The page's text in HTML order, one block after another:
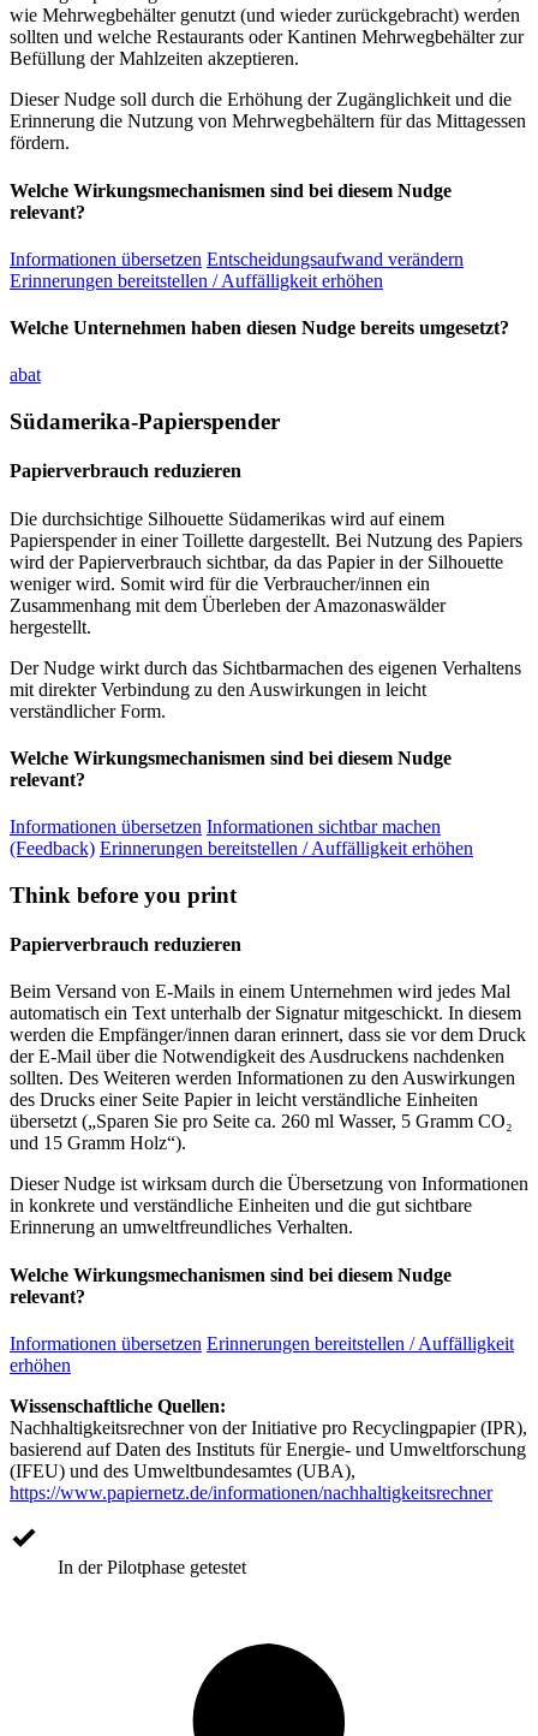
wie Mehrwegbehälter genutzt (und wieder zurückgebracht) werden
sollten und welche Restaurants oder Kantinen Mehrwegbehälter zur
Befüllung der Mahlzeiten akzeptieren.
Dieser Nudge soll durch die Erhöhung der Zugänglichkeit und die
Erinnerung die Nutzung von Mehrwegbehältern für das Mittagessen
fördern.
Welche Wirkungsmechanismen sind bei diesem Nudge
relevant?
Informationen übersetzen Entscheidungsaufwand verändern
Erinnerungen bereitstellen / Auffälligkeit erhöhen
Welche Unternehmen haben diesen Nudge bereits umgesetzt?
abat
Südamerika-Papierspender
Papierverbrauch reduzieren
Die durchsichtige Silhouette Südamerikas wird auf einem
Papierspender in einer Toillette dargestellt. Bei Nutzung des Papiers
wird der Papierverbrauch sichtbar, da das Papier in der Silhouette
weniger wird. Somit wird für die Verbraucher/innen ein
Zusammenhang mit dem Überleben der Amazonaswälder
hergestellt.
Der Nudge wirkt durch das Sichtbarmachen des eigenen Verhaltens
mit direkter Verbindung zu den Auswirkungen in leicht
verständlicher Form.
Welche Wirkungsmechanismen sind bei diesem Nudge
relevant?
Informationen übersetzen Informationen sichtbar machen
(Feedback) Erinnerungen bereitstellen / Auffälligkeit erhöhen
Think before you print
Papierverbrauch reduzieren
Beim Versand von E-Mails in einem Unternehmen wird jedes Mal
automatisch ein Text unterhalb der Signatur mitgeschickt. In diesem
werden die Empfänger/innen daran erinnert, dass sie vor dem Druck
der E-Mail über die Notwendigkeit des Ausdruckens nachdenken
sollten. Des Weiteren werden Informationen zu den Auswirkungen
des Drucks einer Seite Papier in leicht verständliche Einheiten
übersetzt („Sparen Sie pro Seite ca. 260 ml Wasser, 5 Gramm CO₂
und 15 Gramm Holz“).
Dieser Nudge ist wirksam durch die Übersetzung von Informationen
in konkrete und verständliche Einheiten und die gut sichtbare
Erinnerung an umweltfreundliches Verhalten.
Welche Wirkungsmechanismen sind bei diesem Nudge
relevant?
Informationen übersetzen Erinnerungen bereitstellen / Auffälligkeit
erhöhen
Wissenschaftliche Quellen:
Nachhaltigkeitsrechner von der Initiative pro Recyclingpapier (IPR),
basierend auf Daten des Instituts für Energie- und Umweltforschung
(IFEU) und des Umweltbundesamtes (UBA),
https://www.papiernetz.de/informationen/nachhaltigkeitsrechner
In der Pilotphase getestet